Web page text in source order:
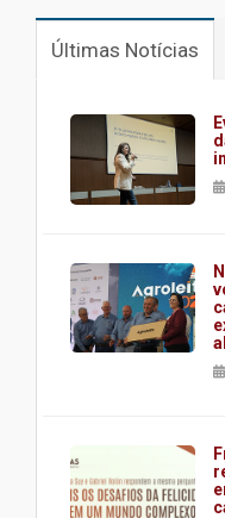
Últimas Notícias